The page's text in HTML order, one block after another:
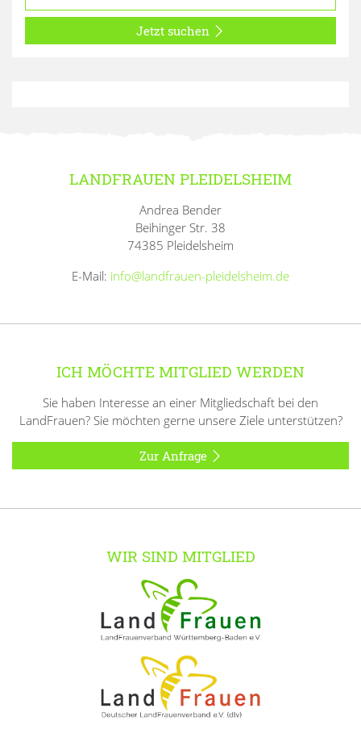
Jetzt suchen
LANDFRAUEN PLEIDELSHEIM
Andrea Bender
Beihinger Str. 38
74385 Pleidelsheim
E-Mail: info@landfrauen-pleidelsheim.de
ICH MÖCHTE MITGLIED WERDEN
Sie haben Interesse an einer Mitgliedschaft bei den
LandFrauen? Sie möchten gerne unsere Ziele unterstützen?
Zur Anfrage
WIR SIND MITGLIED